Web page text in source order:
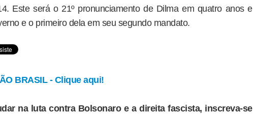
Este será o 21º pronunciamento de Dilma em quatro anos e
e o primeiro dela em seu segundo mandato.
BRASIL - Clique aqui!
na luta contra Bolsonaro e a direita fascista, inscreva-se